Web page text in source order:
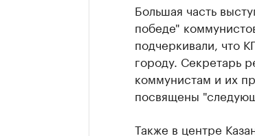
Большая часть
победе"
подчеркивали, что
городу. Секретарь
коммунистам и их
посвящены
Также в центре